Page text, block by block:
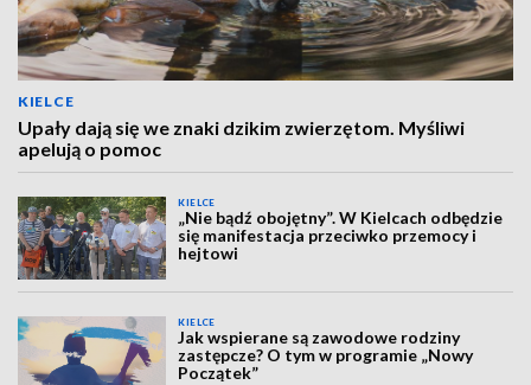
KIELCE
Upały dają się we znaki dzikim zwierzętom. Myśliwi
apelują o pomoc
KIELCE
„Nie bądź obojętny”. W Kielcach odbędzie
się manifestacja przeciwko przemocy i
hejtowi
KIELCE
Jak wspierane są zawodowe rodziny
zastępcze? O tym w programie „Nowy
Początek”